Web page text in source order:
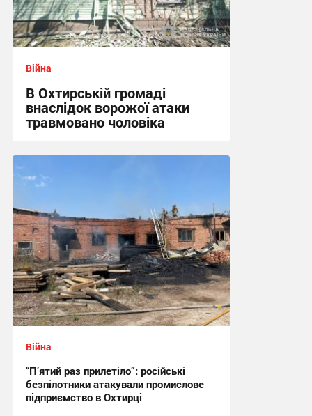
Війна
В Охтирській громаді
внаслідок ворожої атаки
травмовано чоловіка
09:21 вчора
Війна
“П’ятий раз прилетіло”: російські
безпілотники атакували промислове
підприємство в Охтирці